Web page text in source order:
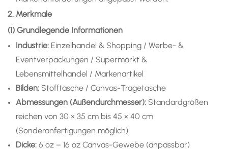
2. Merkmale
(1) Grundlegende Informationen
Industrie: Einzelhandel & Shopping / Werbe- &
Eventverpackungen / Supermarkt &
Lebensmittelhandel / Markenartikel
Bilden: Stofftasche / Canvas-Tragetasche
Abmessungen (Außendurchmesser): Standardgrößen
reichen von 30 × 35 cm bis 45 × 40 cm
(Sonderanfertigungen möglich)
Dicke: 6 oz – 16 oz Canvas-Gewebe (anpassbar)